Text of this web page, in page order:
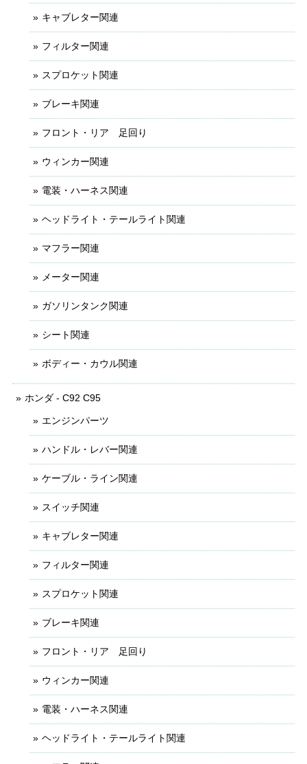
キャブレター関連
フィルター関連
スプロケット関連
ブレーキ関連
フロント・リア 足回り
ウィンカー関連
電装・ハーネス関連
ヘッドライト・テールライト関連
マフラー関連
メーター関連
ガソリンタンク関連
シート関連
ボディー・カウル関連
ホンダ - C92 C95
エンジンパーツ
ハンドル・レバー関連
ケーブル・ライン関連
スイッチ関連
キャブレター関連
フィルター関連
スプロケット関連
ブレーキ関連
フロント・リア 足回り
ウィンカー関連
電装・ハーネス関連
ヘッドライト・テールライト関連